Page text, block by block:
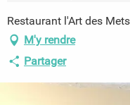
Restaurant l'Art des
M'y rendre
Partager